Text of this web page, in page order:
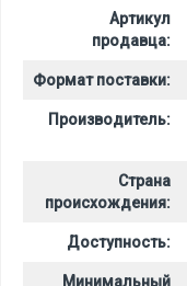
Артикул
продавца:
Формат поставки:
Производитель:
Страна
происхождения:
Доступность:
Минимальный